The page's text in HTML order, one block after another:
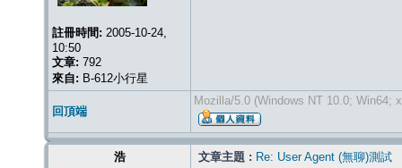
註冊時間: 2005-10-24,
10:50
文章: 792
來自: B-612小行星
回頂端
Mozilla/5.0 (Windows NT 10.0; Win64;
浩 文章主題 : Re: User Agent (無聊)測試